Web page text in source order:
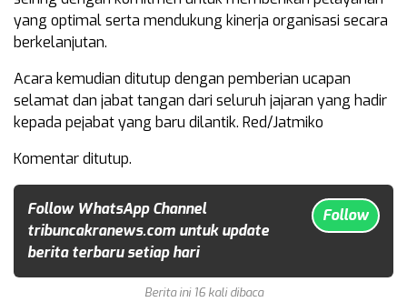
yang optimal serta mendukung kinerja organisasi secara
berkelanjutan.
Acara kemudian ditutup dengan pemberian ucapan
selamat dan jabat tangan dari seluruh jajaran yang hadir
kepada pejabat yang baru dilantik. Red/Jatmiko
Komentar ditutup.
Follow WhatsApp Channel
tribuncakranews.com untuk update
berita terbaru setiap hari
Follow
Berita ini 16 kali dibaca